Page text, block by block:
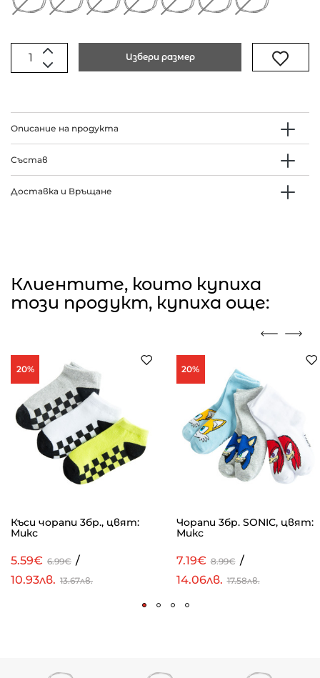
Избери размер
Описание на продукта
Състав
Доставка и Връщане
Клиентите, които купиха
този продукт, купиха още:
20%
Къси чорапи 3бр., цвят:
Микс
5.59€ 6.99€ /
10.93лв. 13.67лв.
20%
Чорапи 3бр. SONIC, цвят:
Микс
7.19€ 8.99€ /
14.06лв. 17.58лв.